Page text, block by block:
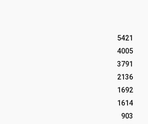
5421
4005
3791
2136
1692
1614
903